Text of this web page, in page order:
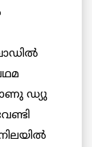
ഡ്യു